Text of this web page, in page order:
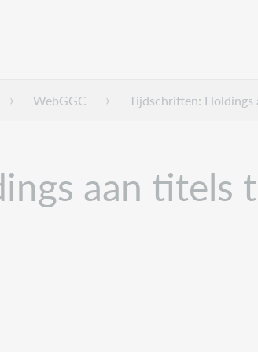
WebGGC Tijdschriften: Holdings
aan titels